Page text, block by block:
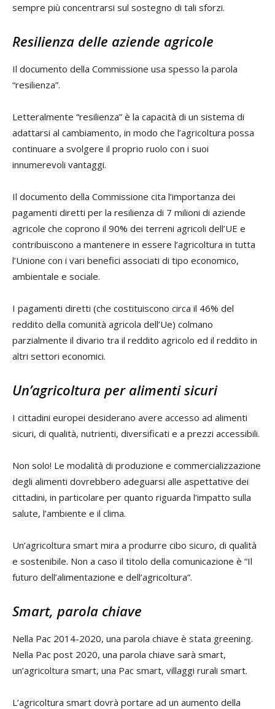
sempre più concentrarsi sul sostegno di tali sforzi.
Resilienza delle aziende agricole
Il documento della Commissione usa spesso la parola
“resilienza”.
Letteralmente “resilienza” è la capacità di un sistema di
adattarsi al cambiamento, in modo che l’agricoltura possa
continuare a svolgere il proprio ruolo con i suoi
innumerevoli vantaggi.
Il documento della Commissione cita l’importanza dei
pagamenti diretti per la resilienza di 7 milioni di aziende
agricole che coprono il 90% dei terreni agricoli dell’UE e
contribuiscono a mantenere in essere l’agricoltura in tutta
l’Unione con i vari benefici associati di tipo economico,
ambientale e sociale.
I pagamenti diretti (che costituiscono circa il 46% del
reddito della comunità agricola dell’Ue) colmano
parzialmente il divario tra il reddito agricolo ed il reddito in
altri settori economici.
Un’agricoltura per alimenti sicuri
I cittadini europei desiderano avere accesso ad alimenti
sicuri, di qualità, nutrienti, diversificati e a prezzi accessibili.
Non solo! Le modalità di produzione e commercializzazione
degli alimenti dovrebbero adeguarsi alle aspettative dei
cittadini, in particolare per quanto riguarda l’impatto sulla
salute, l’ambiente e il clima.
Un’agricoltura smart mira a produrre cibo sicuro, di qualità
e sostenibile. Non a caso il titolo della comunicazione è “Il
futuro dell’alimentazione e dell’agricoltura”.
Smart, parola chiave
Nella Pac 2014-2020, una parola chiave è stata greening.
Nella Pac post 2020, una parola chiave sarà smart,
un’agricoltura smart, una Pac smart, villaggi rurali smart.
L’agricoltura smart dovrà portare ad un aumento della